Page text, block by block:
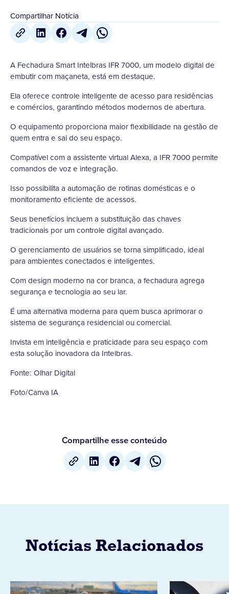
Compartilhar Notícia
A Fechadura Smart Intelbras IFR 7000, um modelo digital de
embutir com maçaneta, está em destaque.
Ela oferece controle inteligente de acesso para residências
e comércios, garantindo métodos modernos de abertura.
O equipamento proporciona maior flexibilidade na gestão de
quem entra e sai do seu espaço.
Compatível com a assistente virtual Alexa, a IFR 7000 permite
comandos de voz e integração.
Isso possibilita a automação de rotinas domésticas e o
monitoramento eficiente de acessos.
Seus benefícios incluem a substituição das chaves
tradicionais por um controle digital avançado.
O gerenciamento de usuários se torna simplificado, ideal
para ambientes conectados e inteligentes.
Com design moderno na cor branca, a fechadura agrega
segurança e tecnologia ao seu lar.
É uma alternativa moderna para quem busca aprimorar o
sistema de segurança residencial ou comercial.
Invista em inteligência e praticidade para seu espaço com
esta solução inovadora da Intelbras.
Fonte: Olhar Digital
Foto/Canva IA
Compartilhe esse conteúdo
Notícias Relacionados